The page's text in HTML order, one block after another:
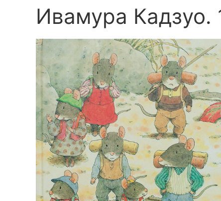
Ивамура